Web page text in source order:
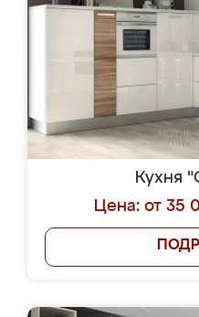
Кухня
Цена: от 35